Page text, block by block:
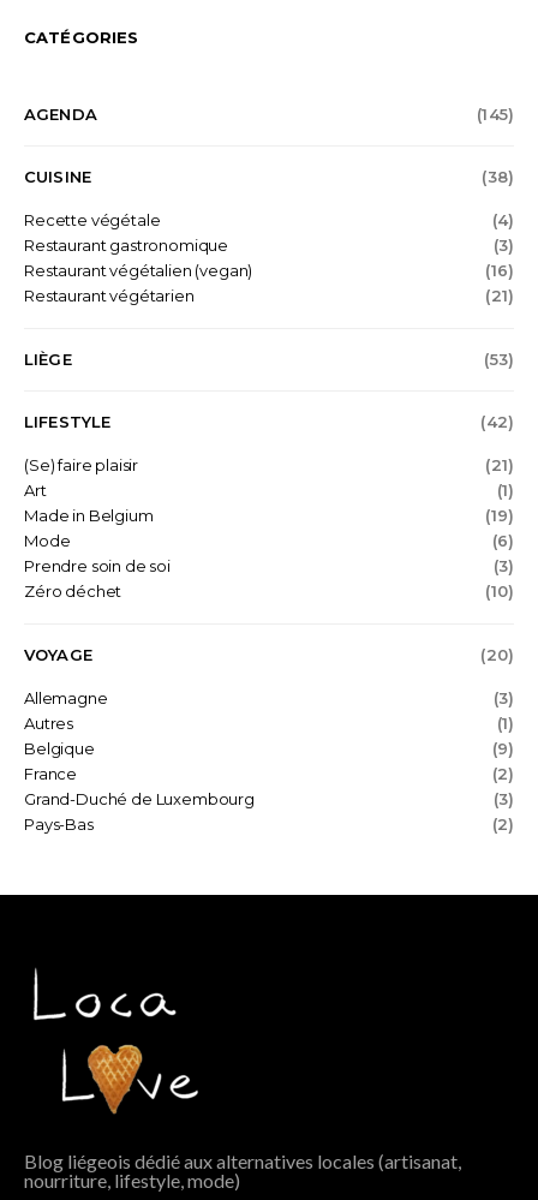
CATÉGORIES
AGENDA (145)
CUISINE (38)
Recette végétale
(4)
Restaurant gastronomique
(3)
Restaurant végétalien (vegan)
(16)
Restaurant végétarien
(21)
LIÈGE (53)
LIFESTYLE (42)
(Se) faire plaisir
(21)
Art
(1)
Made in Belgium
(19)
Mode
(6)
Prendre soin de soi
(3)
Zéro déchet
(10)
VOYAGE (20)
Allemagne
(3)
Autres
(1)
Belgique
(9)
France
(2)
Grand-Duché de Luxembourg
(3)
Pays-Bas
(2)
Blog liégeois dédié aux alternatives locales (artisanat,
nourriture, lifestyle, mode)